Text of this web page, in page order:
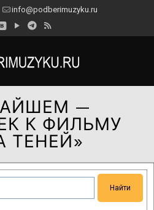
info@podberimuzyku.ru
—
К ФИЛЬМУ
ТЕНЕЙ»